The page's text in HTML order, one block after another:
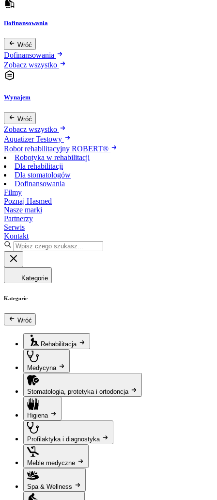
Dofinansowania
Wróć
Dofinansowania
Zobacz wszystko
Wynajem
Wróć
Zobacz wszystko
Aquatizer Testowy
Robot rehabilitacyjny ROBERT®
Robotyka w rehabilitacji
Dla rehabilitacji
Dla stomatologów
Dofinansowania
Filmy
Poznaj Hasmed
Nasze marki
Partnerzy
Serwis
Kontakt
Kategorie
Kategorie
Wróć
Rehabilitacja
Medycyna
Stomatologia, protetyka i ortodoncja
Higiena
Profilaktyka i diagnostyka
Meble medyczne
Spa & Wellness